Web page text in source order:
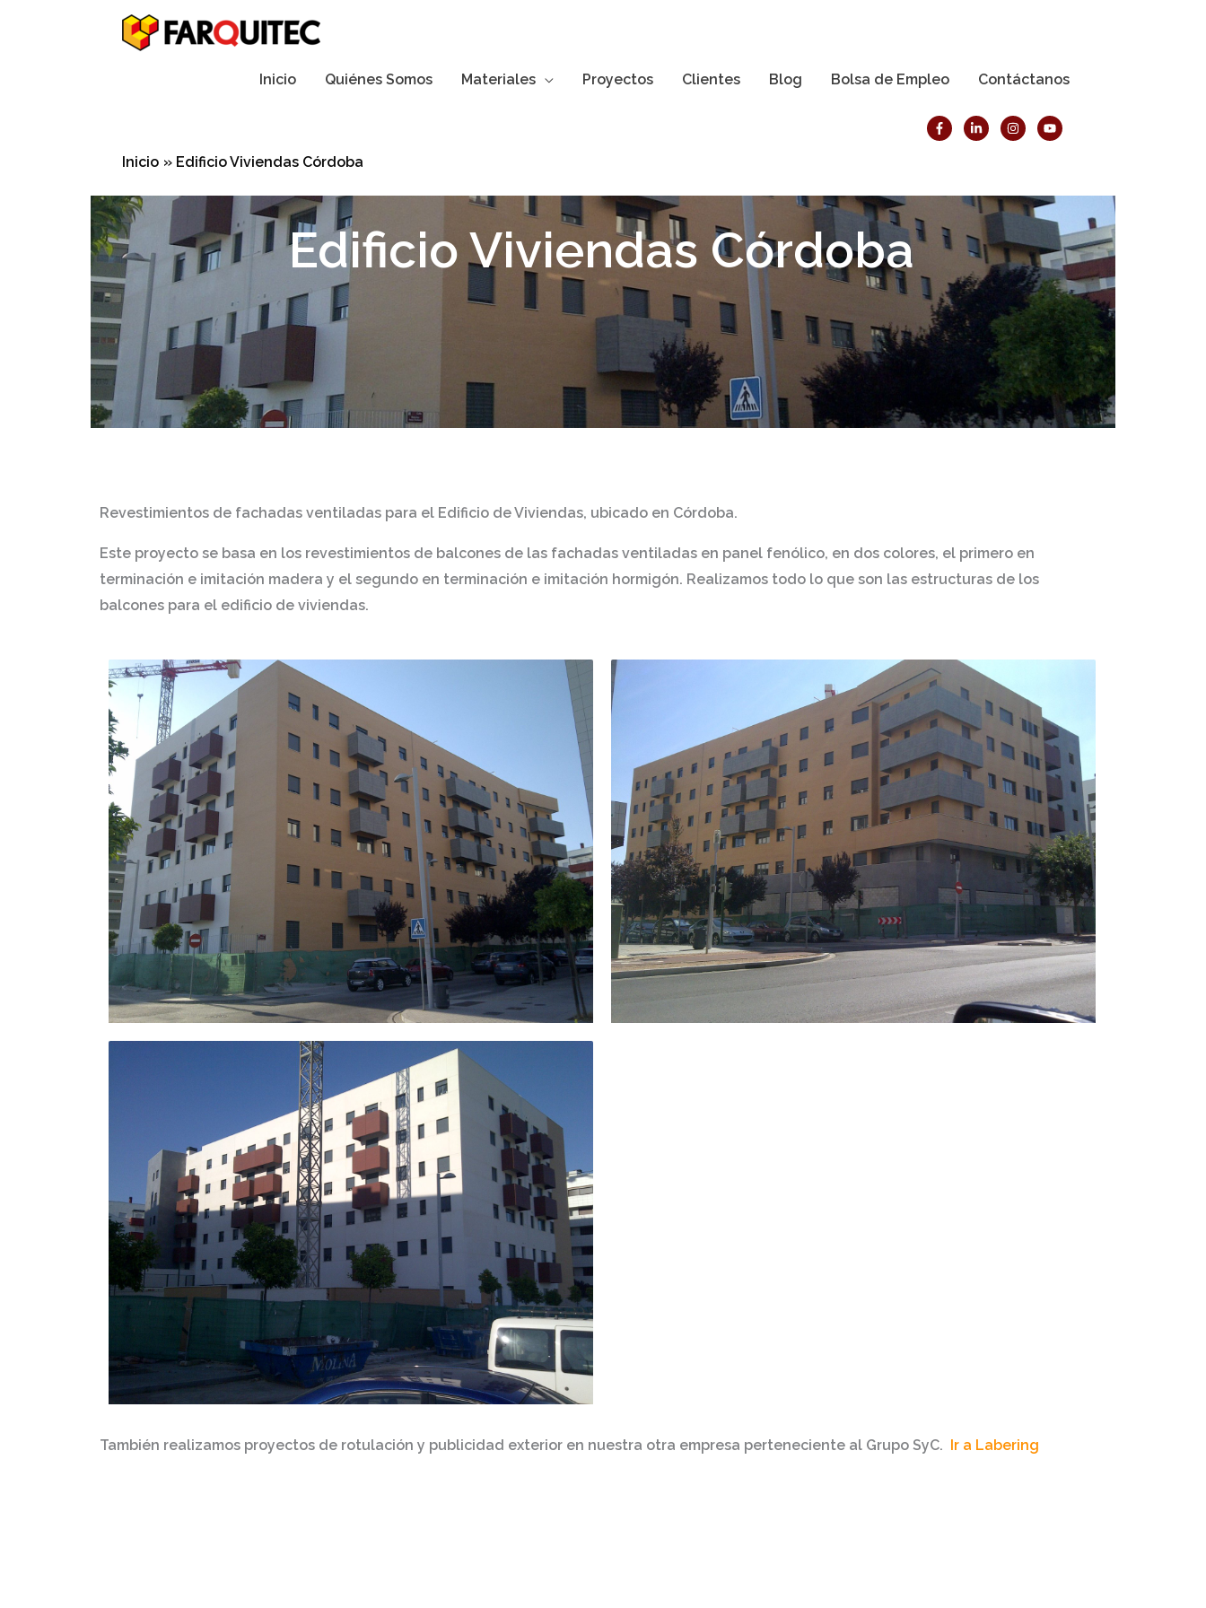
Inicio
Quiénes Somos Materiales Proyectos Clientes Blog Bolsa de Empleo Contáctanos
Inicio Edificio Viviendas Córdoba
Edificio Viviendas Córdoba
Revestimientos de fachadas ventiladaspara el Edificio de Viviendas, ubicado en Córdoba.
Este proyecto se basa en los revestimientos de balcones de las fachadas ventiladas en panel fenólico, en dos colores, el primero en
terminación e imitación madera y el segundo en terminación e imitación hormigón. Realizamos todo lo que son las estructuras de los
balcones para el edificio de viviendas.
También realizamos proyectos de rotulación y publicidad exterioren nuestra otra empresa perteneciente al Grupo SyC. Ir a Labering